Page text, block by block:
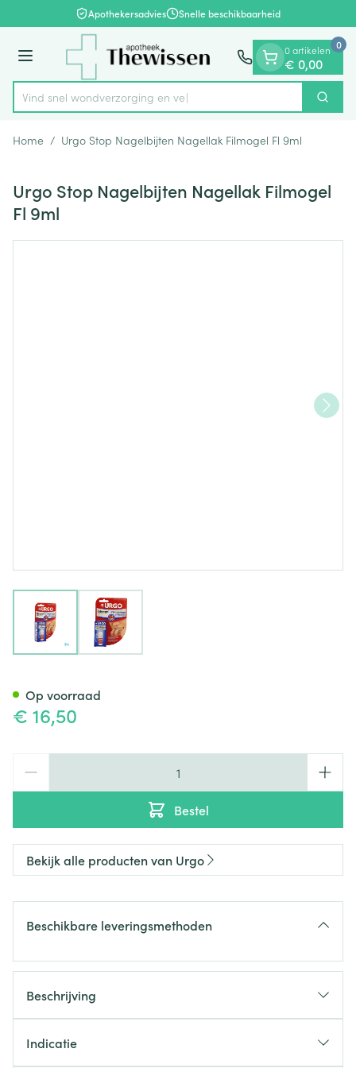
Ga naar de inhoudApothekersadvies Snelle beschikbaarheid
Menu
Product, merk, categorie...
Vind snel wondverzorgi Zoek
0 artikelen
€ 0,00
0
Home / Urgo Stop Nagelbijten Nagellak Filmogel Fl 9ml
Urgo Stop Nagelbijten Nagellak Filmogel
Fl 9ml
View larger imageView larger image
€ 16,50
Bestel
Op voorraad
Bekijk alle producten van Urgo
Beschikbare leveringsmethoden
Beschrijving
URGO STOP Nagelbijten
Indicatie